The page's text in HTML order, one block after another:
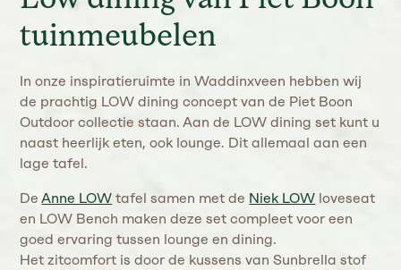
tuinmeubelen
In onze inspiratieruimte in Waddinxveen hebben wij
de prachtig LOW dining concept van de Piet Boon
Outdoor collectie staan. Aan de LOW dining set kunt u
naast heerlijk eten, ook lounge. Dit allemaal aan een
lage tafel.
DeAnne LOW tafel samen met de Niek LOW loveseat
en LOW Bench maken deze set compleet voor een
goed ervaring tussen lounge en dining.
Het zitcomfort is door de kussens van Sunbrella stof